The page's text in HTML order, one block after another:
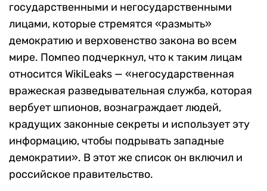
государственными и негосударственными
лицами, которые стремятся «размыть»
демократию и верховенство закона во всем
мире. Помпео подчеркнул, что к таким лицам
относится WikiLeaks — «негосударственная
вражеская разведывательная служба, которая
вербует шпионов, вознаграждает людей,
крадущих законные секреты и использует эту
информацию, чтобы подрывать западные
демократии». В этот же список он включил и
российское правительство.